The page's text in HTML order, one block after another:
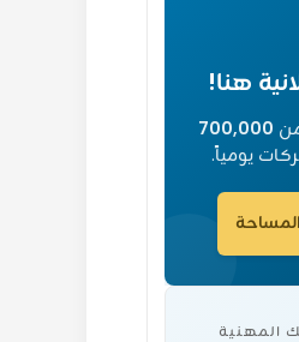
هنا!
700,000
يومياً.
المهنية